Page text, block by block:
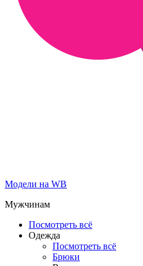
Модели на WB
Мужчинам
Посмотреть всё
Одежда
Посмотреть всё
Брюки